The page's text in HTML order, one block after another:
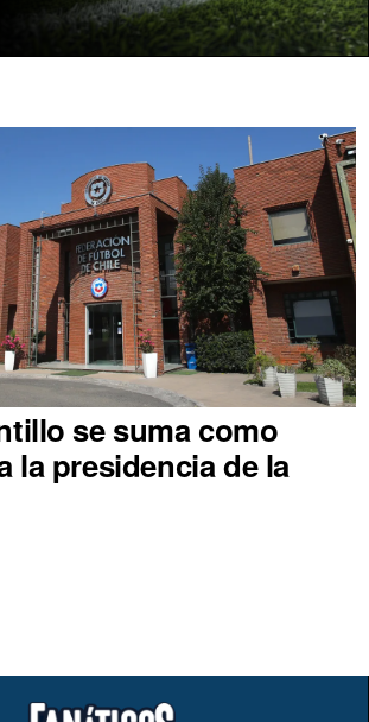
se suma como
la presidencia de la